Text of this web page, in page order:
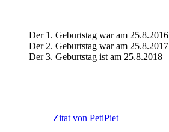
Der 1. Geburtstag war am 25.8.2016
Der 2. Geburtstag war am 25.8.2017
Der 3. Geburtstag ist am 25.8.2018
Zitat von PetiPiet